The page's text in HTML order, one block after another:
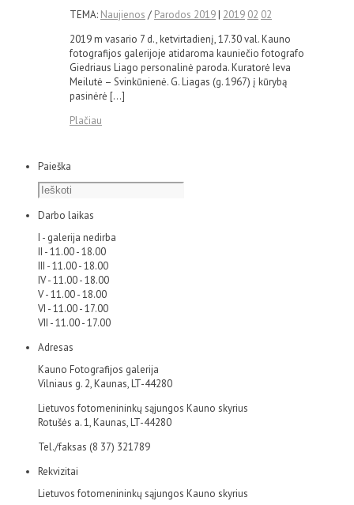
TEMA: Naujienos / Parodos 2019| 2019 02 02
2019 m vasario 7 d., ketvirtadienį, 17.30 val. Kauno
fotografijos galerijoje atidaroma kauniečio fotografo
Giedriaus Liago personalinė paroda. Kuratorė Ieva
Meilutė – Svinkūnienė. G. Liagas (g. 1967) į kūrybą
pasinėrė […]
Plačiau
Paieška
Darbo laikas
I - galerija nedirba
II - 11.00 - 18.00
III - 11.00 - 18.00
IV - 11.00 - 18.00
V - 11.00 - 18.00
VI - 11.00 - 17.00
VII - 11.00 - 17.00
Adresas
Kauno Fotografijos galerija
Vilniaus g. 2, Kaunas, LT-44280
Lietuvos fotomenininkų sąjungos Kauno skyrius
Rotušės a. 1, Kaunas, LT-44280
Tel./faksas (8 37) 321789
Rekvizitai
Lietuvos fotomenininkų sąjungos Kauno skyrius